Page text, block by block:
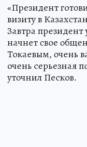
«Президент
визиту в
Завтра
начнет свое
Токаевым, очень
очень серьезная
уточнил Песков.